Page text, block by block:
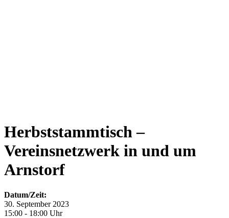
Herbststammtisch –
Vereinsnetzwerk in und um
Arnstorf
Datum/Zeit:
30. September 2023
15:00 - 18:00 Uhr